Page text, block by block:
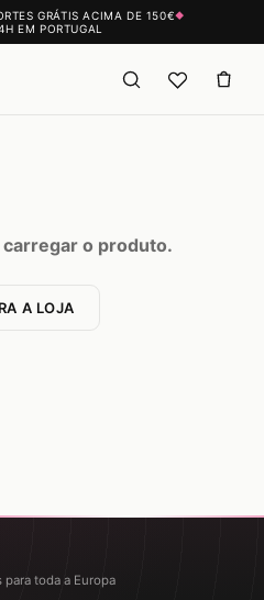
GRÁTIS ACIMA DE 150€◆
EM PORTUGAL
o produto.
A LOJA
toda a Europa